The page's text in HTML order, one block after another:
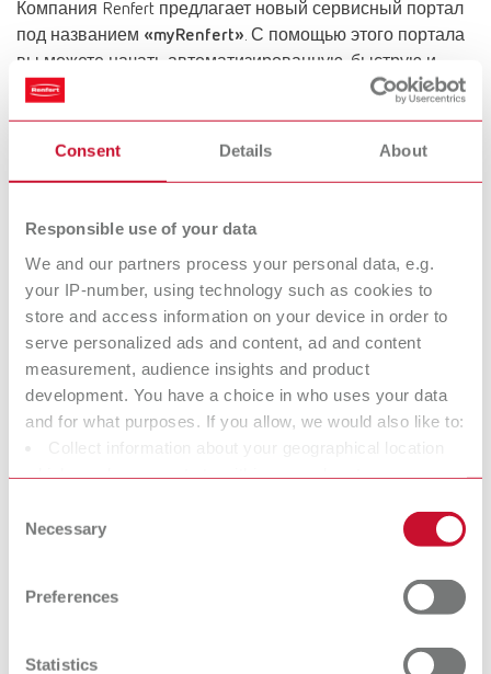
Consent Details About
Responsible use of your data
We and our partners process your personal data, e.g.
your IP-number, using technology such as cookies to
store and access information on your device in order to
serve personalized ads and content, ad and content
measurement, audience insights and product
development. You have a choice in who uses your data
and for what purposes. If you allow, we would also like to:
Collect information about your geographical location
characteristics (fingerprinting)
Find out more about how your personal data is processed
and set your preferences in the details section. You can
change or withdraw your consent any time from the
Selection
Necessary
Preferences
Statistics
Компания Renfert предлагает новый сервисный портал
под названием «myRenfert». С помощью этого портала
вы можете начать автоматизированную, быструю и
удобную обработку ваших сервисных запросов и
продукции.
Узнайте больше и получите доступ к myRenfert
Квалифицированное обслуживание и
поддержка по всему миру - быстро и
просто.
Renfert Headquarters
Untere Giesswiesen 2
support@renfert.com
Renfert USA
3718 Illinois Avenue
IL 60174/USA
APAC Region - After Sales Support